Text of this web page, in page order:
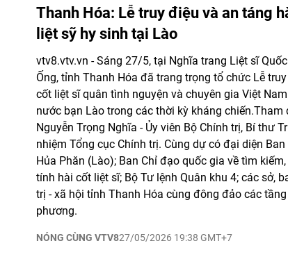
Thanh Hóa: Lễ truy điệu và an táng
liệt sỹ hy sinh tại Lào
NÓNG CÙNG VTV827/05/2026 19:38 GMT+7
vtv8.vtv.vn - Sáng 27/5, tại Nghĩa trang Liệt sĩ
Ống, tỉnh Thanh Hóa đã trang trọng tổ chức Lễ
cốt liệt sĩ quân tình nguyện và chuyên gia Việt
nước bạn Lào trong các thời kỳ kháng
Nguyễn Trọng Nghĩa - Ủy viên Bộ Chính trị, Bí thư
nhiệm Tổng cục Chính trị. Cùng dự có đại diện
Hủa Phăn (Lào); Ban Chỉ đạo quốc gia về tìm
tính hài cốt liệt sĩ; Bộ Tư lệnh Quân khu 4; các sở,
trị - xã hội tỉnh Thanh Hóa cùng đông đảo các
phương.